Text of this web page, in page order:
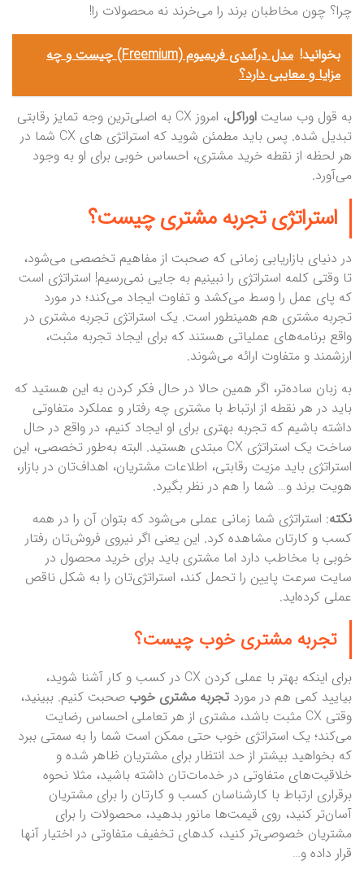
چرا؟ چون مخاطبان برند را می‌خرند نه محصولات را!
بخوانید!
مدل درآمدی فریمیوم (Freemium) چیست و چه
مزایا و معایبی دارد؟
به قول وب سایت اوراکل
، امروز CX به اصلی‌ترین وجه تمایز رقابتی
تبدیل شده. پس باید مطمئن شوید که استراتژی های CX شما در
هر لحظه از نقطه خرید مشتری، احساس خوبی برای او به وجود
می‌آورد.
استراتژی تجربه مشتری چیست؟
در دنیای بازاریابی زمانی که صحبت از مفاهیم تخصصی می‌شود،
تا وقتی کلمه استراتژی را نبینیم به جایی نمی‌رسیم! استراتژی است
که پای عمل را وسط می‌کشد و تفاوت ایجاد می‌کند؛ در مورد
تجربه مشتری هم همینطور است. یک استراتژی تجربه مشتری در
واقع برنامه‌های عملیاتی هستند که برای ایجاد تجربه مثبت،
ارزشمند و متفاوت ارائه می‌شوند.
به زبان ساده‌تر، اگر همین حالا در حال فکر کردن به این هستید که
باید در هر نقطه از ارتباط با مشتری چه رفتار و عملکرد متفاوتی
داشته باشیم که تجربه بهتری برای او ایجاد کنیم، در واقع در حال
ساخت یک استراتژی CX مبتدی هستید. البته به‌طور تخصصی، این
استراتژی باید مزیت رقابتی، اطلاعات مشتریان، اهداف‌تان در بازار،
هویت برند و… شما را هم در نظر بگیرد.
نکته: استراتژی شما زمانی عملی می‌شود که بتوان آن را در همه
کسب و کارتان مشاهده کرد. این یعنی اگر نیروی فروش‌تان رفتار
خوبی با مخاطب دارد اما مشتری باید برای خرید محصول در
سایت سرعت پایین را تحمل کند، استراتژی‌تان را به شکل ناقص
عملی کرده‌اید.
تجربه مشتری خوب چیست؟
برای اینکه بهتر با عملی کردن CX در کسب و کار آشنا شوید،
بیایید کمی هم در مورد تجربه مشتری خوب صحبت کنیم. ببینید،
وقتی CX مثبت باشد، مشتری از هر تعاملی احساس رضایت
می‌کند؛ یک استراتژی خوب حتی ممکن است شما را به سمتی ببرد
که بخواهید بیشتر از حد انتظار برای مشتریان ظاهر شده و
خلاقیت‌های متفاوتی در خدمات‌تان داشته باشید، مثلا نحوه
برقراری ارتباط با کارشناسان کسب و کارتان را برای مشتریان
آسان‌تر کنید، روی قیمت‌ها مانور بدهید، محصولات را برای
مشتریان خصوصی‌تر کنید، کدهای تخفیف متفاوتی در اختیار آنها
قرار داده و…